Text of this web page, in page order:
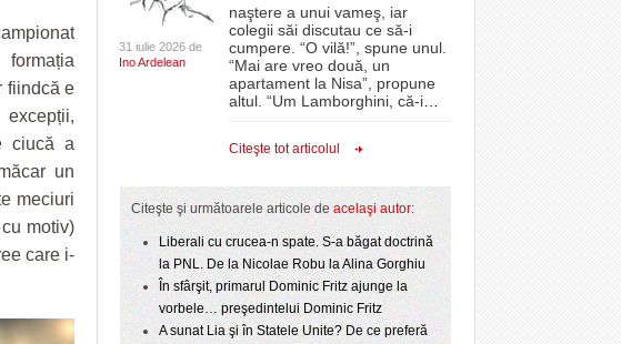
Mihălceanu
- 30 July
După ce i s-a interzis
preşedintele PNL
tunurile doar pe
Simonis, primarul
nu exclude o
Timişoara- 27 July 2026
din Austra, în fața prim-divizionarei din
Saudită, Al-Riyadh SC- 17 July 2026
pe banca Politehnicii Femina. Iese
intră Andra Vela
View all
Timişoara intră în a treia zi de sărbătoare.
Programul de astăzi - acum 1 zi
Un concert de zile mari a încheiat prima zi a
Timișoara City Celebration/Foto- 1 August 2026
proiectelor derulate de instituție din fonduri
europene/FOTO- 11 December 2025
ANAF oferă persoanelor fizice posibilitatea să
beneficieze de Declarația Unică 212
2025
View all
CLIPURI VIDEO
JOCURI ONLINE
DIVERSE
FARMACII DIN
GRĂDINIŢE DIN TIMIŞ
PRIMĂRIILE DIN TIMIŞ
SFATUL MEDICULUI
SFATURI JURIDICE
fiindcă e
ciucă a
un
meciuri
motiv)
care i-
31 iulie 2026 de
Ino Ardelean
naştere a unui vameş, iar
colegii săi discutau ce să-i
cumpere. “O vilă!”, spune unul.
“Mai are vreo două, un
apartament la Nisa”, propune
altul. “Um Lamborghini, că-i
Citeşte tot articolul
Citeşte şi următoarele articole de acelaşi autor:
Liberali cu crucea-n spate. S-a băgat doctrină
la PNL. De la Nicolae Robu la Alina Gorghiu
În sfârşit, primarul Dominic Fritz ajunge la
vorbele… preşedintelui Dominic Fritz
A sunat Lia şi în Statele Unite? De ce preferă